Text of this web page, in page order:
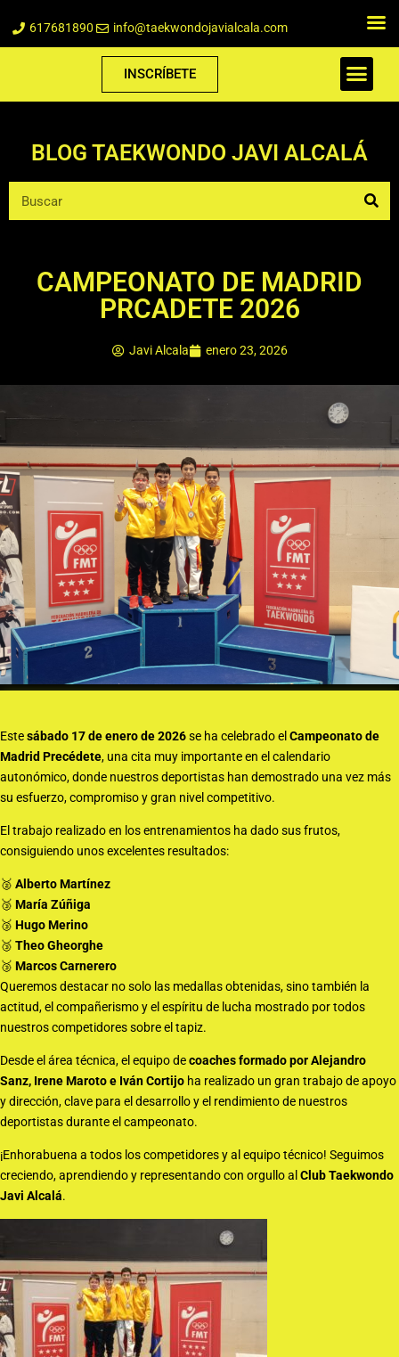
617681890 info@taekwondojavialcala.com
INSCRÍBETE
BLOG TAEKWONDO JAVI ALCALÁ
CAMPEONATO DE MADRID
PRCADETE 2026
Javi Alcala enero 23, 2026
Estesábado 17 de enero de 2026se ha celebrado el Campeonato de
Madrid Precédete, una cita muy importante en el calendario
autonómico, donde nuestros deportistas han demostrado una vez más
su esfuerzo, compromiso y gran nivel competitivo.
El trabajo realizado en los entrenamientos ha dado sus frutos,
consiguiendo unos excelentes resultados:
🥈 Alberto Martínez
🥉 María Zúñiga
🥉 Hugo Merino
🥉 Theo Gheorghe
🥉 Marcos Carnerero
Queremos destacar no solo las medallas obtenidas, sino también la
actitud, el compañerismo y el espíritu de lucha mostrado por todos
nuestros competidores sobre el tapiz.
Desde el área técnica, el equipo decoaches formado por Alejandro
Sanz, Irene Maroto e Iván Cortijo ha realizado un gran trabajo de apoyo
y dirección, clave para el desarrollo y el rendimiento de nuestros
deportistas durante el campeonato.
¡Enhorabuena a todos los competidores y al equipo técnico! Seguimos
creciendo, aprendiendo y representando con orgullo al Club Taekwondo
Javi Alcalá.